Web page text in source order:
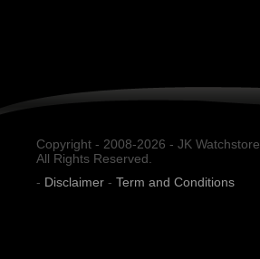
Copyright - 2008-2026 - JK Watchstore.
All Rights Reserved.
- Disclaimer - Term and Conditions